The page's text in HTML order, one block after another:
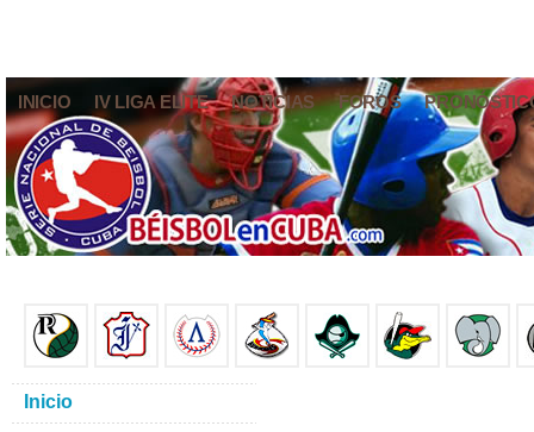
INICIO IV LIGA ELITE NOTICIAS FOROS
Inicio